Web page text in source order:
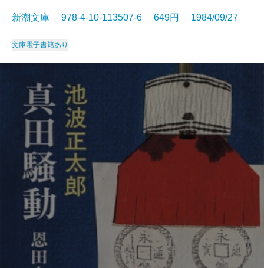
新潮文庫 978-4-10-113507-6 649円 1984/09/27
文庫電子書籍あり